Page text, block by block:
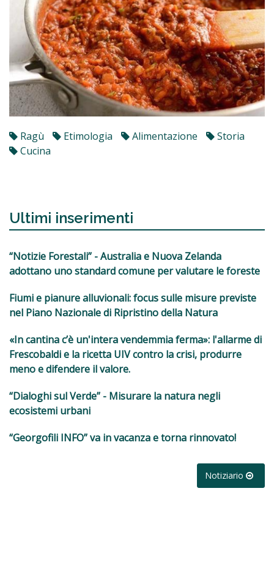
Ragù Etimologia Alimentazione
Storia
Cucina
Ultimi inserimenti
“Notizie Forestali” - Australia e Nuova Zelanda
adottano uno standard comune per valutare le foreste
Fiumi e pianure alluvionali: focus sulle misure previste
nel Piano Nazionale di Ripristino della Natura
«In cantina c’è un'intera vendemmia ferma»: l'allarme di
Frescobaldi e la ricetta UIV contro la crisi, produrre
meno e difendere il valore.
“Dialoghi sul Verde” - Misurare la natura negli
ecosistemi urbani
“Georgofili INFO” va in vacanza e torna rinnovato!
Notiziario